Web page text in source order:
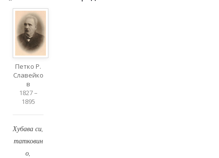
Петко Р.
Славейко
в
1827 –
1895
Хубава си,
татковин
о,